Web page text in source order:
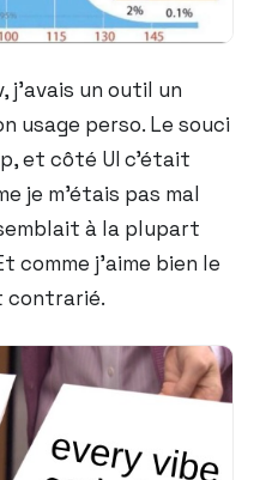
j’avais un outil un
usage perso. Le souci
et côté UI c’était
je m’étais pas mal
à la plupart
comme j’aime bien le
contrarié.